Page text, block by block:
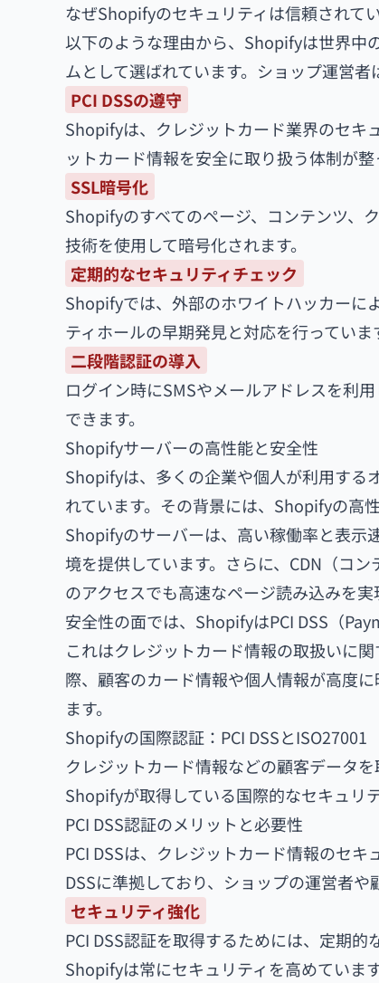
なぜShopifyのセキュリティは信頼されて
以下のような理由から、Shopifyは世界中
ムとして選ばれています。ショップ運営
PCI DSSの遵守
Shopifyは、クレジットカード業界のセキ
ットカード情報を安全に取り扱う体制が整
SSL暗号化
Shopifyのすべてのページ、コンテンツ、
技術を使用して暗号化されます。
定期的なセキュリティチェック
Shopifyでは、外部のホワイトハッカーに
ティホールの早期発見と対応を行っていま
二段階認証の導入
ログイン時にSMSやメールアドレスを利
できます。
Shopifyサーバーの高性能と安全性
Shopifyは、多くの企業や個人が利用する
れています。その背景には、Shopifyの高
Shopifyのサーバーは、高い稼働率と表示
境を提供しています。さらに、CDN（コ
のアクセスでも高速なページ読み込みを実
安全性の面では、ShopifyはPCI DSS（
これはクレジットカード情報の取扱いに
際、顧客のカード情報や個人情報が高度
ます。
Shopifyの国際認証：PCI DSSとISO27001
クレジットカード情報などの顧客データ
Shopifyが取得している国際的なセキュリ
PCI DSS認証のメリットと必要性
PCI DSSは、クレジットカード情報のセ
DSSに準拠しており、ショップの運営者や
セキュリティ強化
PCI DSS認証を取得するためには、定期的
Shopifyは常にセキュリティを高めています